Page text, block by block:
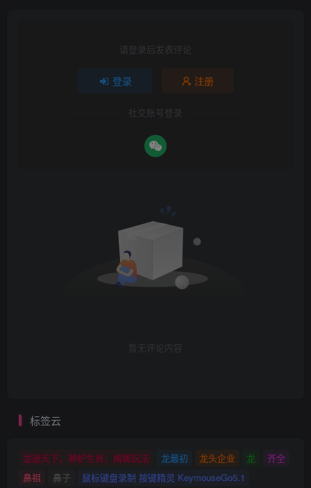
请登录后发表评论
登录 注册
社交账号登录
暂无评论内容
标签云
龙途天下，神炉生肖，熔铸玩法 龙最初 龙头企业 龙
齐全
鼻祖
鼻子 鼠标键盘录制 按键精灵 KeymouseGo5.1